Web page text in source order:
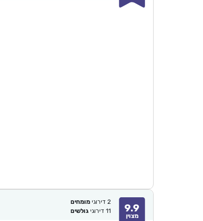
9.9
מצוין
2 דירוגימומחים
11 דירוגיגולשים